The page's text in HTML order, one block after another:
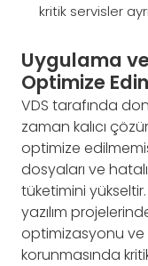
kritik servisler
Uygulama
Optimize Edin
VDS tarafında
zaman kalıcı
optimize
dosyaları ve
tüketimini
yazılım
optimizasyonu ve
korunmasında